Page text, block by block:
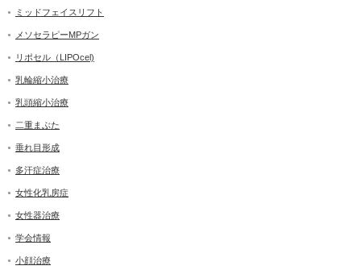
ミッドフェイスリフト
メソセラピーMPガン
リポセル（LIPOcel)
乳輪縮小治療
乳頭縮小治療
二重まぶた
垂れ目形成
多汗症治療
女性化乳房症
女性器治療
学会情報
小顔治療